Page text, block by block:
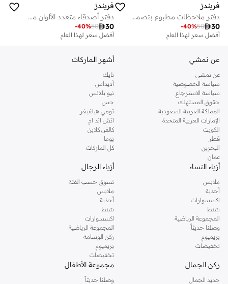
فريندز
دفتر ملاحظات مطبوع بتصميم سنترال بيرك
30
50
-40%
أفضل سعر لهذا العام
فريندز
دفتر أصدقاء متعدد الألوان مجلة فريدة
30
50
-40%
أفضل سعر لهذا العام
عن نمشي
عن نمشي
سياسة الخصوصية
سياسة الاسترجاع
حقوق المستهلك
المملكة العربية السعودية
الإمارات العربية المتحدة
الكويت
قطر
البحرين
عمان
أشهر الماركات
نايك
أديداس
نيو بالانس
جس
تومي هيلفيغر
اتش اند ام
كالفن كلاين
بوما
كل الماركات
أزياء النساء
ملابس
أحذية
اكسسوارات
شنط
المجموعة الرياضية
وصلنا حديثاً
بريميوم
تخفيضات
أزياء الرجال
تسوق حسب الفئة
ملابس
أحذية
شنط
اكسسوارات
المجموعة الرياضية
ركن الوسامة
بريميوم
تخفيضات
ركن الجمال
جديد الجمال
مجموعة الأطفال
وصلنا حديثاً